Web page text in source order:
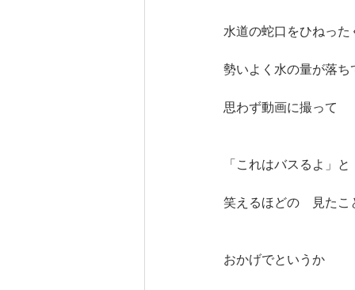
水道の蛇口をひねった
勢いよく水の量が落ち
思わず動画に撮って
「これはバスるよ」と
笑えるほどの　見たこ
おかげでというか